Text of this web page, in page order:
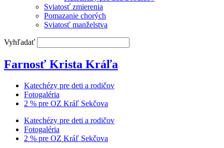
Sviatosť zmierenia
Pomazanie chorých
Sviatosť manželstva
Vyhľadať
Farnosť Krista Kráľa
Katechézy pre deti a rodičov
Fotogaléria
2 % pre OZ Kráľ Sekčova
Katechézy pre deti a rodičov
Fotogaléria
2 % pre OZ Kráľ Sekčova